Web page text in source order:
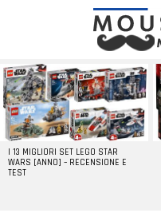
LATEST
STORIES
I 13 MIGLIORI SET LEGO STAR
WARS [ANNO] – RECENSIONE E
TEST